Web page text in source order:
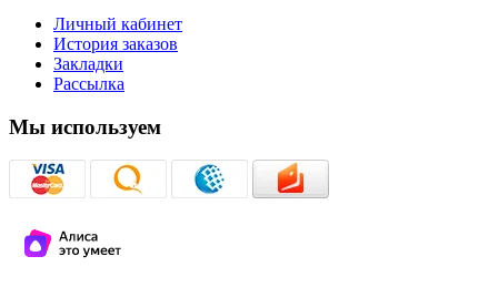
Личный кабинет
История заказов
Закладки
Рассылка
Мы используем